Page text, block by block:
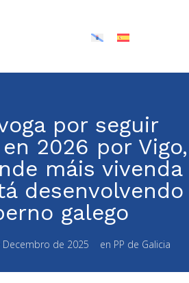
por seguir
2026 por Vigo,
máis vivenda
desenvolvendo
galego
Decembro de 2025 en PP de Galicia